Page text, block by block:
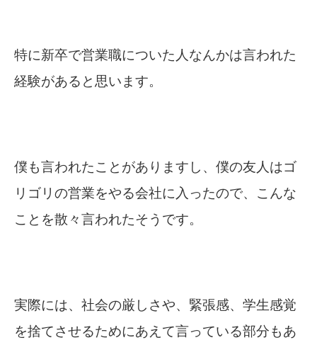
特に新卒で営業職についた人なんかは言われた
経験があると思います。
僕も言われたことがありますし、僕の友人はゴ
リゴリの営業をやる会社に入ったので、こんな
ことを散々言われたそうです。
実際には、社会の厳しさや、緊張感、学生感覚
を捨てさせるためにあえて言っている部分もあ